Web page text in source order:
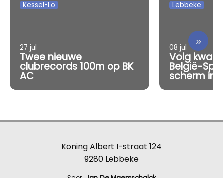
Kessel-Lo
27 jul
Twee nieuwe
clubrecords 100m op BK
AC
Lebbeke
08 jul
Volg
België-
scherm in
»
Koning Albert I-straat 124
9280 Lebbeke